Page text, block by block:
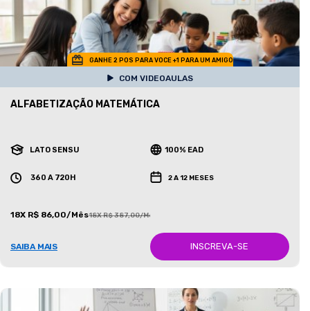
GANHE 2 POS PARA VOCE +1 PARA UM AMIGO
COM VIDEOAULAS
ALFABETIZAÇÃO MATEMÁTICA
LATO SENSU 100% EAD
360 A 720H 2 A 12 MESES
18X R$ 86,00/Mês18X R$ 387,00/Mês
SAIBA MAIS INSCREVA-SE